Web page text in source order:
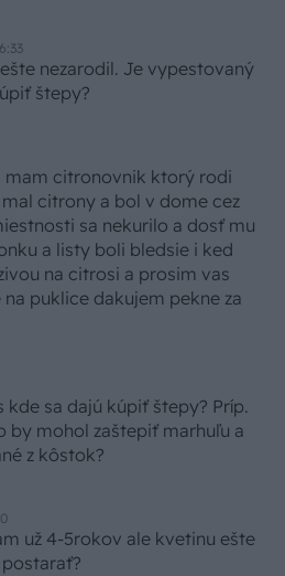
nezarodil. Je vypestovaný
štepy?
mam citronovnik ktorý rodi
citrony a bol v dome cez
sa nekurilo a dosť mu
a listy boli bledsie i ked
na citrosi a prosim vas
puklice dakujem pekne za
kde sa dajú kúpiť štepy? Príp.
by mohol zaštepiť marhuľu a
z kôstok?
už 4-5rokov ale kvetinu ešte